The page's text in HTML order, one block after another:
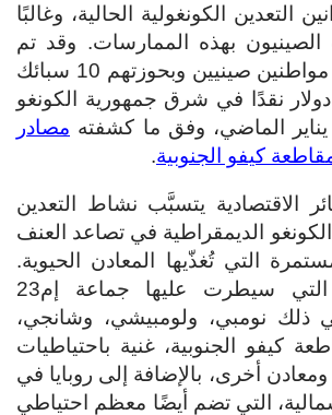
التعدين الكونغولية الحالية، وغالبًا
الصينيون بهذه الممارسات. وقد تم
القبض على ثلاثة مواطنين صينيين وبحوزتهم 10 سبائك
ألف دولار نقدًا في شرق جمهورية الكونغو
يناير الماضي، وفق ما كشفته مصادر
كيفو الجنوبية.
الاقتصادية يتسبَّب نشاط التعدين
الديمقراطية في تصاعد العنف
التي تُغذّيها المعادن الحيوية.
معظم المواقع التي سيطرت عليها جماعة إم23
ذلك نومبي، ولومبيشي، وشانجي،
كيفو الجنوبية، غنية باحتياطيات
أخرى، بالإضافة إلى روبايا في
التي تضم أيضًا معظم احتياطي